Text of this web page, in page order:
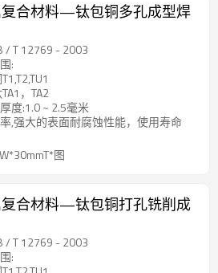
合材料—钛包铜多孔成型焊
/ T 12769 - 2003
:
，TA2
度:1.0 ~ 2.5毫米
,强大的表面耐腐蚀性能，使用寿命
图
合材料—钛包铜打孔铣削成
/ T 12769 - 2003
: